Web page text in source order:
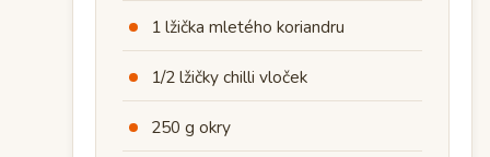
1 lžička mletého koriandru
1/2 lžičky chilli vloček
250 g okry